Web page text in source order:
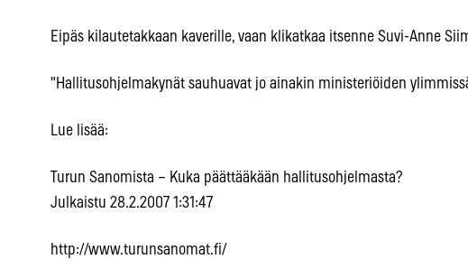
Eipäs kilautetakkaan kaverille, vaan klikatkaa itsenne Suvi-Anne
"Hallitusohjelmakynät sauhuavat jo ainakin ministeriöiden
Lue lisää:
Turun Sanomista – Kuka päättääkään hallitusohjelmasta?
Julkaistu 28.2.2007 1:31:47
http://www.turunsanomat.fi/